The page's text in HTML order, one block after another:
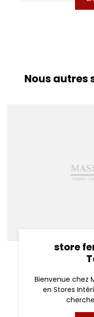
Nous autres
store
Bienvenue chez
en Stores